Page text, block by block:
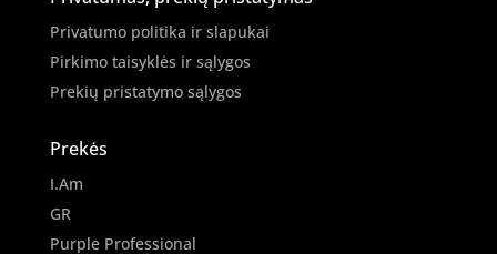
Privatumo politika ir slapukai
Pirkimo taisyklės ir sąlygos
Prekių pristatymo sąlygos
Prekės
I.Am
GR
Purple Professional